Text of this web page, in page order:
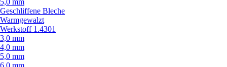
5,0 mm
Geschliffene Bleche
Warmgewalzt
Werkstoff 1.4301
3,0 mm
4,0 mm
5,0 mm
6,0 mm